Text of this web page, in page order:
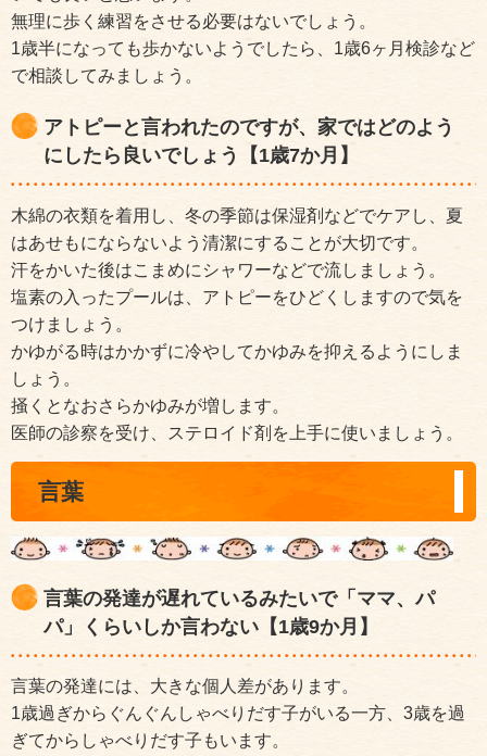
無理に歩く練習をさせる必要はないでしょう。
1歳半になっても歩かないようでしたら、1歳6ヶ月検診など
で相談してみましょう。
アトピーと言われたのですが、家ではどのよう
にしたら良いでしょう【1歳7か月】
木綿の衣類を着用し、冬の季節は保湿剤などでケアし、夏
はあせもにならないよう清潔にすることが大切です。
汗をかいた後はこまめにシャワーなどで流しましょう。
塩素の入ったプールは、アトピーをひどくしますので気を
つけましょう。
かゆがる時はかかずに冷やしてかゆみを抑えるようにしま
しょう。
掻くとなおさらかゆみが増します。
医師の診察を受け、ステロイド剤を上手に使いましょう。
言葉
言葉の発達が遅れているみたいで「ママ、パ
パ」くらいしか言わない【1歳9か月】
言葉の発達には、大きな個人差があります。
1歳過ぎからぐんぐんしゃべりだす子がいる一方、3歳を過
ぎてからしゃべりだす子もいます。